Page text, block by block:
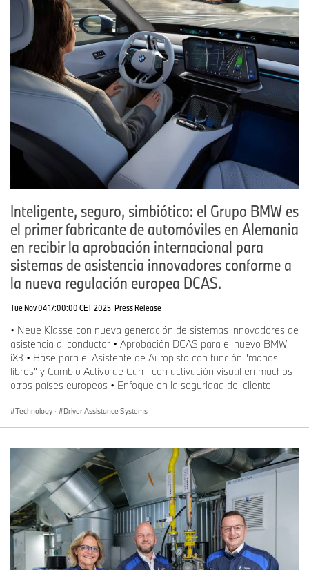
Inteligente, seguro, simbiótico: el Grupo BMW es
el primer fabricante de automóviles en Alemania
en recibir la aprobación internacional para
sistemas de asistencia innovadores conforme a
la nueva regulación europea DCAS.
Tue Nov 04 17:00:00 CET 2025 Press Release
• Neue Klasse con nueva generación de sistemas innovadores de
asistencia al conductor • Aprobación DCAS para el nuevo BMW
iX3 • Base para el Asistente de Autopista con función "manos
libres" y Cambio Activo de Carril con activación visual en muchos
otros países europeos • Enfoque en la seguridad del cliente
Technology · Driver Assistance Systems